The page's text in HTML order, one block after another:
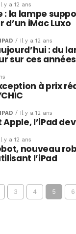
Il y a 12 ans
: la lampe
d’un iMac Luxo
Il y a 12 ans
: du
sur ces
à prix
Il y a 12 ans
l’iPad
Il y a 12 ans
nouveau
l’iPad
3 4 5 6